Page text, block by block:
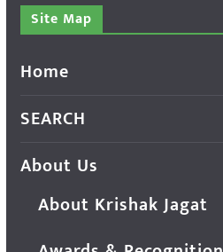
Site Map
Home
SEARCH
About Us
About Krishak Jagat